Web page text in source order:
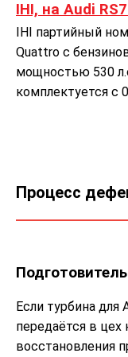
IHI, на Audi
IHI партийный
Quattro с
мощностью 530
комплектуется с
Процесс
Если турбина для
передаётся в
восстановления